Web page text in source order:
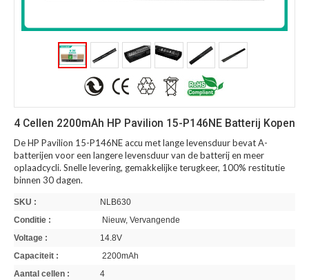
4 Cellen 2200mAh HP Pavilion 15-P146NE Batterij Kopen
De HP Pavilion 15-P146NE accu met lange levensduur bevat A-
batterijen voor een langere levensduur van de batterij en meer
oplaadcycli. Snelle levering, gemakkelijke terugkeer, 100% restitutie
binnen 30 dagen.
SKU :
NLB630
Conditie :
Nieuw, Vervangende
Voltage :
14.8V
Capaciteit :
2200mAh
Aantal cellen :
4